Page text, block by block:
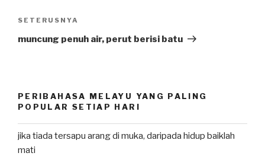
Next
Post
SETERUSNYA
muncung penuh air, perut berisi batu
PERIBAHASA MELAYU YANG PALING
POPULAR SETIAP HARI
jika tiada tersapu arang di muka, daripada hidup baiklah
mati